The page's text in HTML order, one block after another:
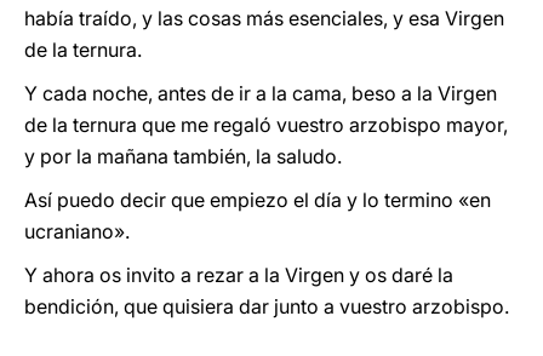
había traído, y las cosas más esenciales, y esa Virgen
de la ternura.
Y cada noche, antes de ir a la cama, beso a la Virgen
de la ternura que me regaló vuestro arzobispo mayor,
y por la mañana también, la saludo.
Así puedo decir que empiezo el día y lo termino «en
ucraniano».
Y ahora os invito a rezar a la Virgen y os daré la
bendición, que quisiera dar junto a vuestro arzobispo.